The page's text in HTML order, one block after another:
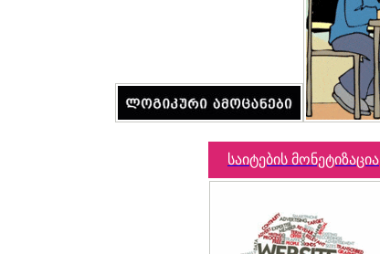
საიტების მონეტიზაცია